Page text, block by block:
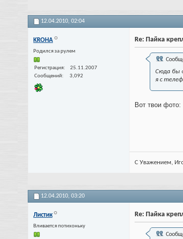
12.04.2010, 02:04
KROHA
Родился за рулем
Регистрация
25.11.2007
Сообщений
3,092
Re: Пайка
Сюда бы
я с
Вот твои фото:
С Уважением,
12.04.2010, 03:20
Листик
Вливается потихоньку
Re: Пайка